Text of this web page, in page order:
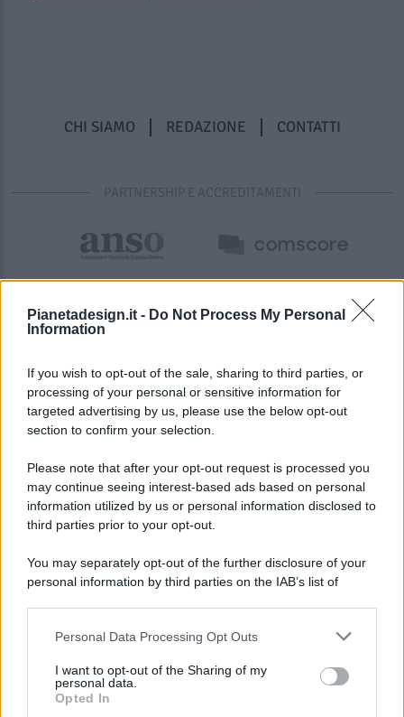
Pianetadesign.it - Do Not Process My Personal
Information
If you wish to opt-out of the sale, sharing to third parties, or
processing of your personal or sensitive information for
targeted advertising by us, please use the below opt-out
section to confirm your selection.
Please note that after your opt-out request is processed you
may continue seeing interest-based ads based on personal
information utilized by us or personal information disclosed to
third parties prior to your opt-out.
You may separately opt-out of the further disclosure of your
personal information by third parties on the IAB’s list of
This information may also be disclosed by us to third parties
disclose it to other third parties.
Personal Data Processing Opt Outs
I want to opt-out of the Sharing of my
personal data.
Opted In
CHI SIAMO REDAZIONE CONTATTI
PARTNERSHIP E ACCREDITAMENTI
© 2026 - Pianeta Design - P.IVA 04827280654 - Testata
Registrata Al Tribunale Di Nocera Inferiore N. 8/2020 - RG N.
ISCRIZIONE AL ROC N. 35792 – ISCRITTA ALL’ANSO
(ASSOCIAZIONE NAZIONALE STAMPA ONLINE)
PREFERENZE PRIVACY